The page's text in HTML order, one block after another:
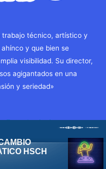
trabajo técnico, artístico y
y que bien se
visibilidad. Su director,
agigantados en una
y seriedad»
Entrada siguiente